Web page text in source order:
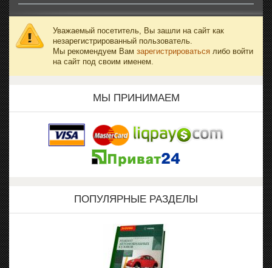
Уважаемый посетитель, Вы зашли на сайт как
незарегистрированный пользователь.
Мы рекомендуем Вам зарегистрироваться либо войти
на сайт под своим именем.
МЫ ПРИНИМАЕМ
ПОПУЛЯРНЫЕ РАЗДЕЛЫ